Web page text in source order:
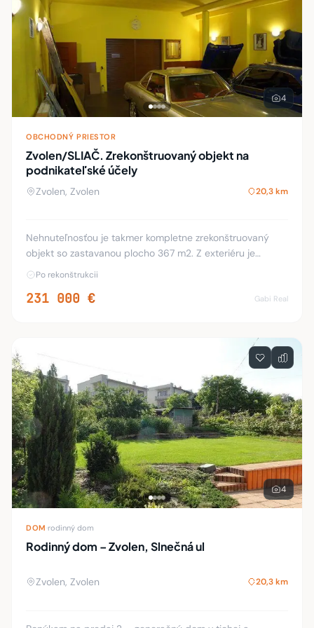
4
OBCHODNÝ PRIESTOR
Zvolen/SLIAČ. Zrekonštruovaný objekt na
podnikateľské účely
Zvolen, Zvolen 20,3 km
Nehnuteľnosťou je takmer kompletne zrekonštruovaný
objekt so zastavanou plocho 367 m2. Z exteriéru je
zateplený (chýba stierka. má plastové okná a drevené
Po rekonštrukcii
231 000 € Gabi Real
4
DOM rodinný dom
Rodinný dom – Zvolen, Slnečná ul
Zvolen, Zvolen 20,3 km